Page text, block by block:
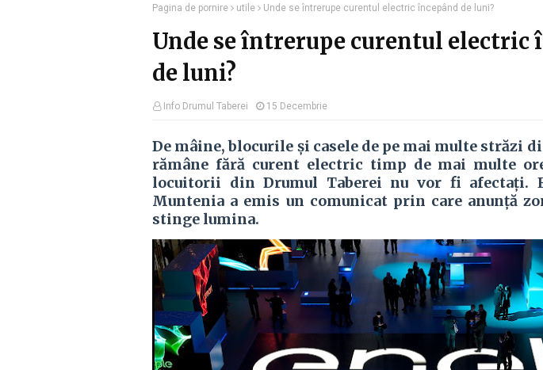
Pagina de pornire utile Unde se întrerupe curentul electric începând de luni?
Unde se întrerupe curentul electric
de luni?
Info Drumul Taberei 15 Decembrie
De mâine, blocurile și casele de pe mai multe străzi
rămâne fără curent electric timp de mai multe
locuitorii din Drumul Taberei nu vor fi afectați.
Muntenia a emis un comunicat prin care anunță
stinge lumina.